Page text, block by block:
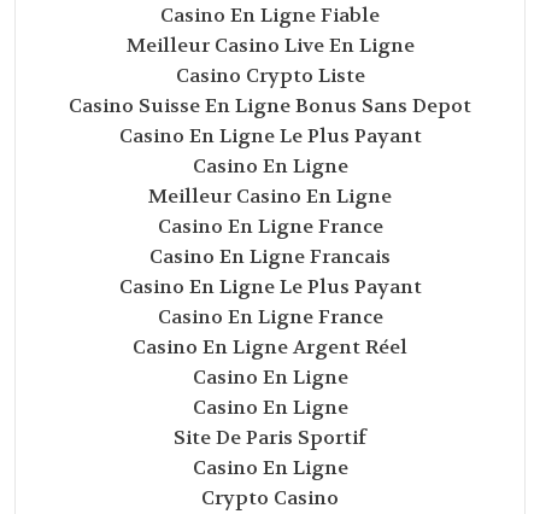
Casino En Ligne Fiable
Meilleur Casino Live En Ligne
Casino Crypto Liste
Casino Suisse En Ligne Bonus Sans Depot
Casino En Ligne Le Plus Payant
Casino En Ligne
Meilleur Casino En Ligne
Casino En Ligne France
Casino En Ligne Francais
Casino En Ligne Le Plus Payant
Casino En Ligne France
Casino En Ligne Argent Réel
Casino En Ligne
Casino En Ligne
Site De Paris Sportif
Casino En Ligne
Crypto Casino